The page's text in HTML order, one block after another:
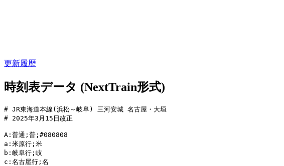
更新履歴
時刻表データ (NextTrain形式)
# JR東海道本線(浜松～岐阜) 三河安城 名古屋・大垣
# 2025年3月15日改正
A:普通;普;#080808
a:米原行;米
b:岐阜行;岐
c:名古屋行;名